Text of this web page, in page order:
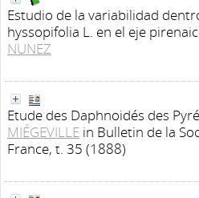
Estudio de la variabilidad
hyssopifolia L. en el eje
NUNEZ
Etude des Daphnoidés des
MIÉGEVILLE in Bulletin de la
France, t. 35 (1888)